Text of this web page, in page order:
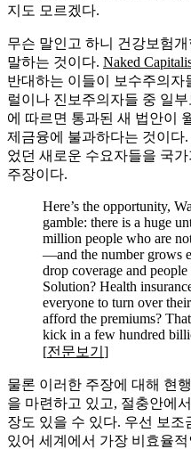
지도 모르겠다.
무슨 말인고 하니 건강보험
말하는 것이다. Naked
반대하는 이들이 보수주의자
럴이나 진보주의자들 중 일
에 따르면 통과된 새 법안이
제금융에 불과하다는 것이다
었던 새로운 수요자들을 국
주장이다.
Here’s the opportunity,
gamble: there is a huge
million people who are
—and the number grows
drop coverage and
Solution? Health
everyone to turn over
afford the premiums?
kick in a few hundred
[전문보기 ]
물론 이러한 주장에 대해 현
을 마련하고 있고, 절충안에
장도 있을 수 있다. 우선 보조
있어 세계에서 가장 비효율